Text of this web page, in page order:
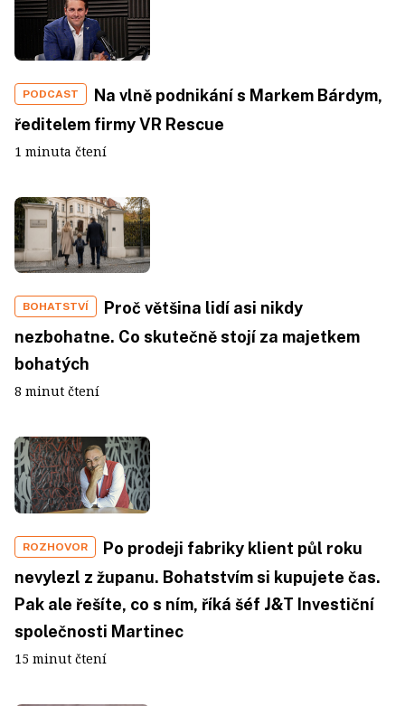
PODCAST
Na vlně podnikání s Markem Bárdym,
ředitelem firmy VR Rescue
1 minuta čtení
BOHATSTVÍ
Proč většina lidí asi nikdy
nezbohatne. Co skutečně stojí za majetkem
bohatých
8 minut čtení
ROZHOVOR
Po prodeji fabriky klient půl roku
nevylezl z županu. Bohatstvím si kupujete čas.
Pak ale řešíte, co s ním, říká šéf J&T Investiční
společnosti Martinec
15 minut čtení